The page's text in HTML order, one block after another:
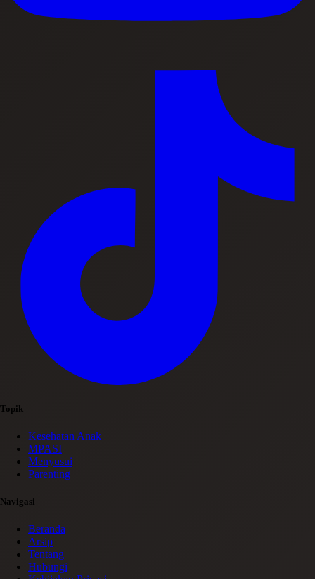
Topik
Kesehatan Anak
MPASI
Menyusui
Parenting
Navigasi
Beranda
Arsip
Tentang
Hubungi